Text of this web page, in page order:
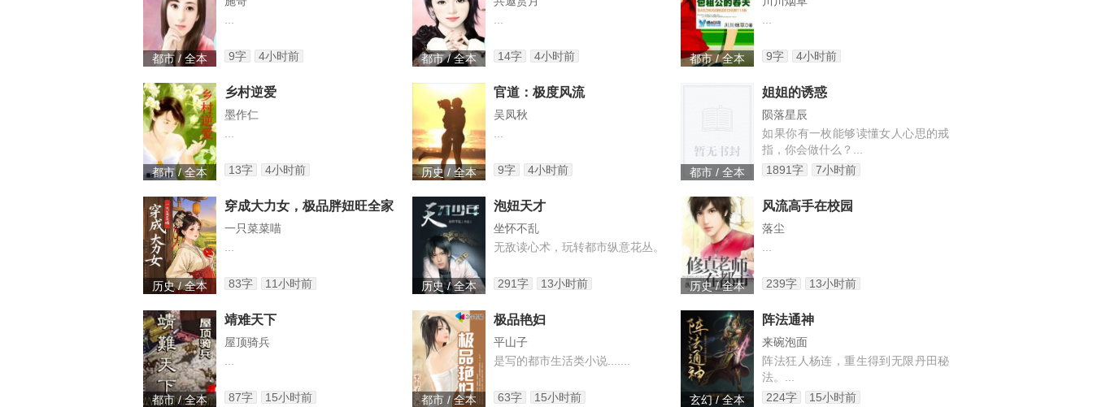
都市 / 全本 9字 4小时前 都市 / 全本 14字 4小时前 都市 / 全本 9字 4小时前
都市 / 全本
乡村逆爱
墨作仁
13字 4小时前 历史 / 全本
官道：极度风流
吴凤秋
9字 4小时前 都市 / 全本
姐姐的诱惑
陨落星辰
如果你有一枚能够读懂女人心思的戒
指，你会做什么？...
1891字
7小时前
历史 / 全本
穿成大力女，极品胖妞旺全家
一只菜菜喵
83字 11小时前 历史 / 全本
泡妞天才
坐怀不乱
无敌读心术，玩转都市纵意花丛。
291字 13小时前 历史 / 全本
风流高手在校园
落尘
239字 13小时前
都市 / 全本
靖难天下
屋顶骑兵
87字 15小时前 都市 / 全本
极品艳妇
平山子
是写的都市生活类小说.......
63字 15小时前 玄幻 / 全本
阵法通神
来碗泡面
阵法狂人杨连，重生得到无限丹田秘
法。...
224字
15小时前